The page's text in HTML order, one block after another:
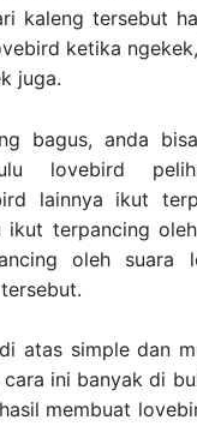
kaleng tersebut
ketika
juga.
bagus, anda
lovebird
lainnya ikut
ikut terpancing
oleh suara
atas simple dan
cara ini banyak di
membuat